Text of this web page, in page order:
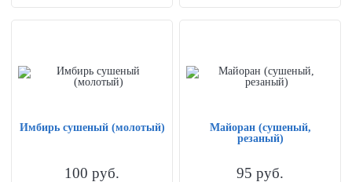
Имбирь сушеный (молотый)
100 руб.
Майоран (сушеный,
резаный)
95 руб.